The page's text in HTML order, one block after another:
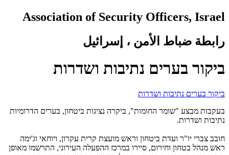
Association of Security Officers, Israel
رابطة ضباط الأمن ، إسرائيل
ביקור בערים נתיבות ושדרות
ביקור בערים נתיבות ושדרות
בעקבות מבצע "שומר החומות", ביקרה נציגות ביטחון, בערים הדרומיות
נתיבות ושדרות.
חובב צברי יו"ר ועדת ביטחון וראש מועצת קרית עקרון, ויוחאי וג'ימה
ראש מנהל בטחון וחירום, סיירו במרכז ההפעלה העירוני, התרשמו מאופן